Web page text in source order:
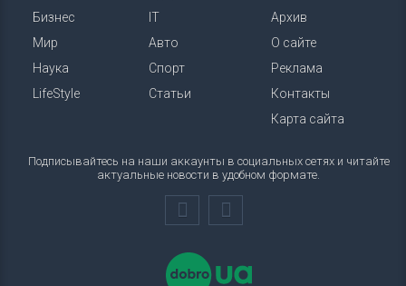
Бизнес
Мир
Наука
LifeStyle
IT
Авто
Спорт
Статьи
Архив
О сайте
Реклама
Контакты
Карта сайта
Подписывайтесь на наши аккаунты в социальных сетях и читайте
актуальные новости в удобном формате.